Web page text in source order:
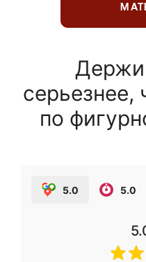
по
5.0 5.0